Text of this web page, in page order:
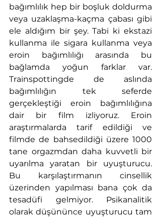
bağımlılık hep bir boşluk doldurma
veya uzaklaşma-kaçma çabası gibi
ele aldığım bir şey. Tabi ki ekstazi
kullanma ile sigara kullanma veya
eroin bağımlılığı arasında bu
bağlamda yoğun farklar var.
Trainspottingde de aslında
bağımlılığın tek seferde
gerçekleştiği eroin bağımlılığına
dair bir film izliyoruz. Eroin
araştırmalarda tarif edildiği ve
filmde de bahsedildiği üzere 1000
tane orgazmdan daha kuvvetli bir
uyarılma yaratan bir uyuşturucu.
Bu karşılaştırmanın cinsellik
üzerinden yapılması bana çok da
tesadüfi gelmiyor. Psikanalitik
olarak düşününce uyuşturucu tam